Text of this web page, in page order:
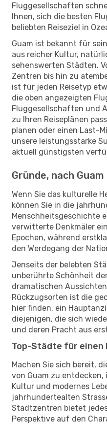
Fluggesellschaften
Ihnen, sich die besten
beliebten Reiseziel in
Guam ist bekannt für
aus reicher Kultur,
sehenswerten Städten.
Zentren bis hin zu
ist für jeden Reisetyp
die oben angezeigten
Fluggesellschaften und
zu Ihren Reiseplänen
planen oder einen Last-
unsere leistungsstarke
aktuell günstigsten
Gründe, nach
Wenn Sie das kulturelle
können Sie in die
Menschheitsgeschichte
verwitterte Denkmäler
Epochen, während
den Werdegang der
Jenseits der belebten
unberührte Schönheit
dramatischen
Rückzugsorten ist die
hier finden, ein
diejenigen, die sich
und deren Pracht aus
Top-Städte für einen
Machen Sie sich bereit,
von Guam zu entdecken,
Kultur und modernes
jahrhundertealten
Stadtzentren bietet
Perspektive auf den